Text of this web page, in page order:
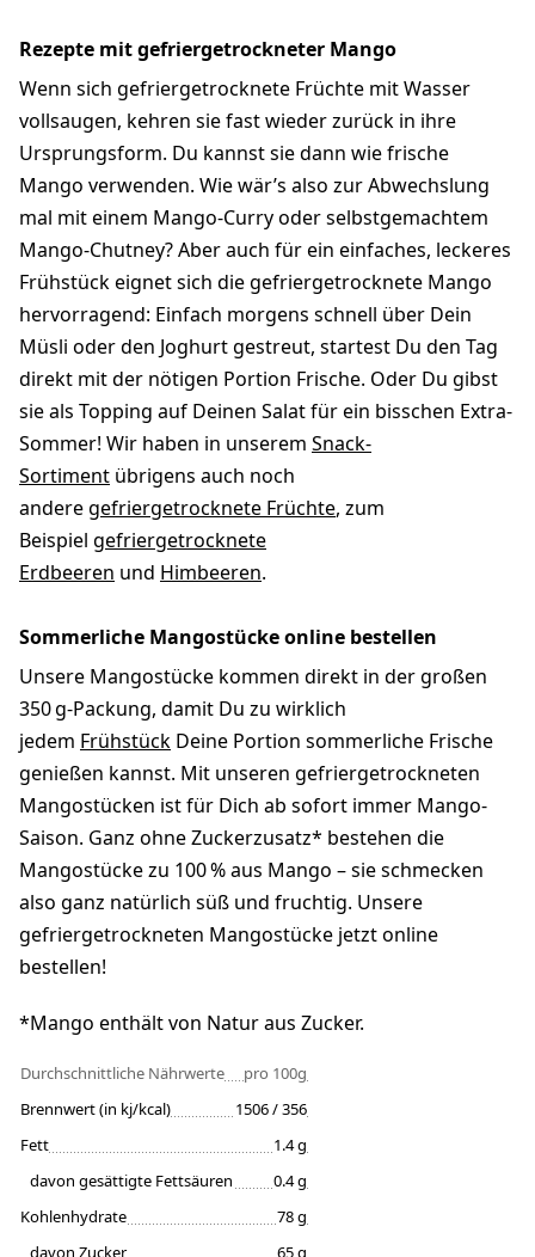
Rezepte mit gefriergetrockneter Mango
Wenn sich gefriergetrocknete Früchte mit Wasser
vollsaugen, kehren sie fast wieder zurück in ihre
Ursprungsform. Du kannst sie dann wie frische
Mango verwenden. Wie wär’s also zur Abwechslung
mal mit einem Mango-Curry oder selbstgemachtem
Mango-Chutney? Aber auch für ein einfaches, leckeres
Frühstück eignet sich die gefriergetrocknete Mango
hervorragend: Einfach morgens schnell über Dein
Müsli oder den Joghurt gestreut, startest Du den Tag
direkt mit der nötigen Portion Frische. Oder Du gibst
sie als Topping auf Deinen Salat für ein bisschen Extra-
Sommer! Wir haben in unserem Snack-
Sortiment übrigens auch noch
anderegefriergetrocknete Früchte, zum
Beispiel gefriergetrocknete
Erdbeeren und Himbeeren.
Sommerliche Mangostücke online bestellen
Unsere Mangostücke kommen direkt in der großen
350 g-Packung, damit Du zu wirklich
jedem Frühstück Deine Portion sommerliche Frische
genießen kannst. Mit unseren gefriergetrockneten
Mangostücken ist für Dich ab sofort immer Mango-
Saison. Ganz ohne Zuckerzusatz* bestehen die
Mangostücke zu 100 % aus Mango – sie schmecken
also ganz natürlich süß und fruchtig. Unsere
gefriergetrockneten Mangostücke jetzt online
bestellen!
*Mango enthält von Natur aus Zucker.
Durchschnittliche Nährwerte
pro 100g
Brennwert (in kj/kcal)
1506 / 356
Fett
1.4 g
davon gesättigte Fettsäuren
0.4 g
Kohlenhydrate
78 g
davon Zucker
65 g